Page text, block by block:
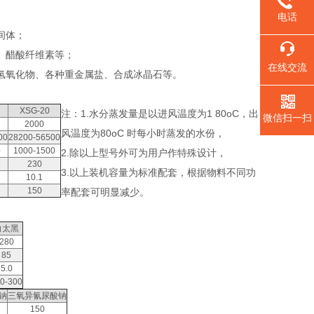
；
酸纤维素等；
化物、各种重金属盐、合成冰晶石等。
XSG-20
2000
28200-56500
1000-1500
230
10.1
150
注：1.水分蒸发量是以进风温度为1 80oC，出
风温度为80oC 时每小时蒸发的水份，
2.除以上型号外可为用户作特殊设计，
3.以上装机容量为标准配套，根据物料不同功
率配套可明显减少。
太黑
85
5.0
300
三氧异氰尿酸钠
150
电话
在线交流
微信扫一扫